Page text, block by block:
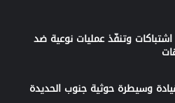
وتنفّذ عمليات نوعية ضد
وسيطرة حوثية جنوب الحديدة